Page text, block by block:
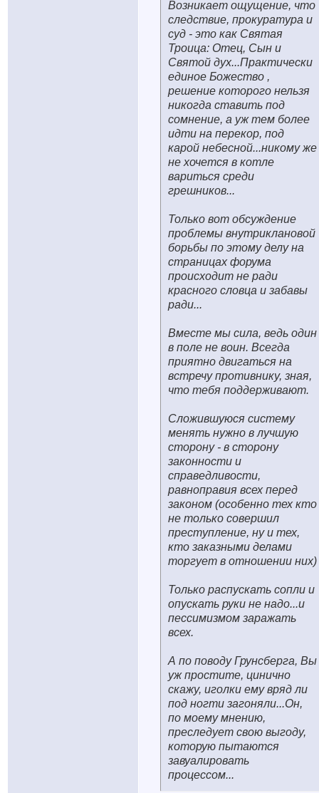
Возникает ощущение, что
следствие, прокуратура и
суд - это как Святая
Троица: Отец, Сын и
Святой дух...Практически
единое Божество ,
решение которого нельзя
никогда ставить под
сомнение, а уж тем более
идти на перекор, под
карой небесной...никому же
не хочется в котле
вариться среди
грешников...
Только вот обсуждение
проблемы внутриклановой
борьбы по этому делу на
страницах форума
происходит не ради
красного словца и забавы
ради...
Вместе мы сила, ведь один
в поле не воин. Всегда
приятно двигаться на
встречу противнику, зная,
что тебя поддерживают.
Сложившуюся систему
менять нужно в лучшую
сторону - в сторону
законности и
справедливости,
равноправия всех перед
законом (особенно тех кто
не только совершил
преступление, ну и тех,
кто заказными делами
торгует в отношении них)
Только распускать сопли и
опускать руки не надо...и
пессимизмом заражать
всех.
А по поводу Грунсберга, Вы
уж простите, цинично
скажу, иголки ему вряд ли
под ногти загоняли...Он,
по моему мнению,
преследует свою выгоду,
которую пытаются
завуалировать
процессом...